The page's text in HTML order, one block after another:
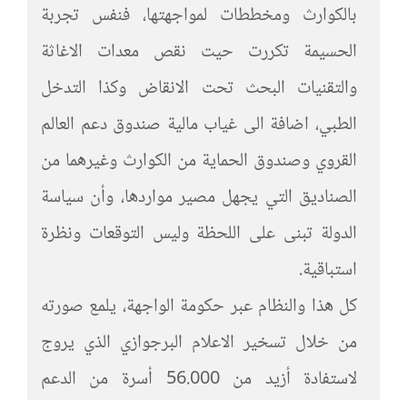
بالكوارث ومخططات لمواجهتها، فنفس تجربة
الحسيمة تكررت حيت نقص معدات الاغاثة
والتقنيات البحث تحت الانقاض وكذا التدخل
الطبي، اضافة الى غياب مالية صندوق دعم العالم
القروي وصندوق الحماية من الكوارث وغيرهما من
الصناديق التي يجهل مصير مواردها، وأن سياسة
الدولة تبنى على اللحظة وليس التوقعات ونظرة
استباقية.
كل هذا والنظام عبر حكومة الواجهة، يلمع صورته
من خلال تسخير الاعلام البرجوازي الذي يروج
لاستفادة أزيد من 56.000 أسرة من الدعم